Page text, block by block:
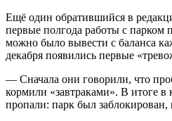
Ещё один обратившийся в
первые полгода работы с парком
можно было вывести с баланса
декабря появились первые
— Сначала они говорили, что
кормили «завтраками». В итоге в
пропали: парк был заблокирован,